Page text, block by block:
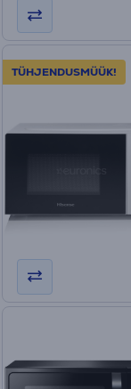
TÜHJENDUSMÜÜK!